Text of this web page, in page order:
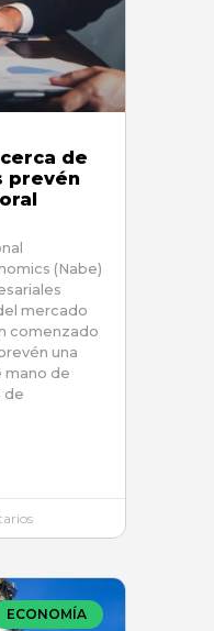
de
prevén
(Nabe)
mercado
comenzado
una
mano de
de
ECONOMÍA